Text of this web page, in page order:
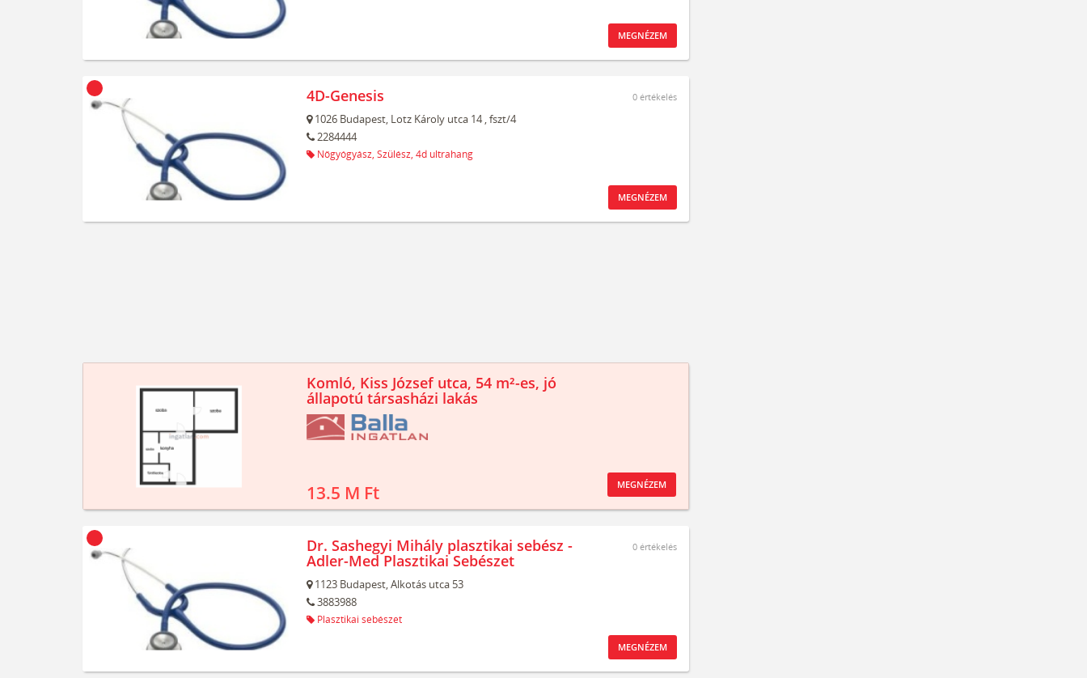
MEGNÉZEM
4D-Genesis
1026 Budapest, Lotz Károly utca 14, fszt/4
2284444
Nőgyógyász, Szülész, 4d ultrahang
0 értékelés
MEGNÉZEM
Komló, Kiss József utca, 54 m²-es, jó
állapotú társasházi lakás
13.5 M Ft MEGNÉZEM
Dr. Sashegyi Mihály plasztikai sebész -
Adler-Med Plasztikai Sebészet
1123 Budapest,Alkotás utca 53
3883988
Plasztikai sebészet
0 értékelés
MEGNÉZEM